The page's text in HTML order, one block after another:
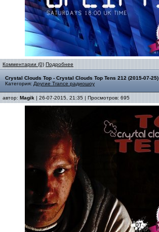
Комментарии (0) Подробнее
Crystal Clouds Top - Crystal Clouds Top Tens 212 (2015-07-25)
Категория: Другие Trance радиошоу
автор: Magik | 26-07-2015, 21:35 | Просмотров: 695